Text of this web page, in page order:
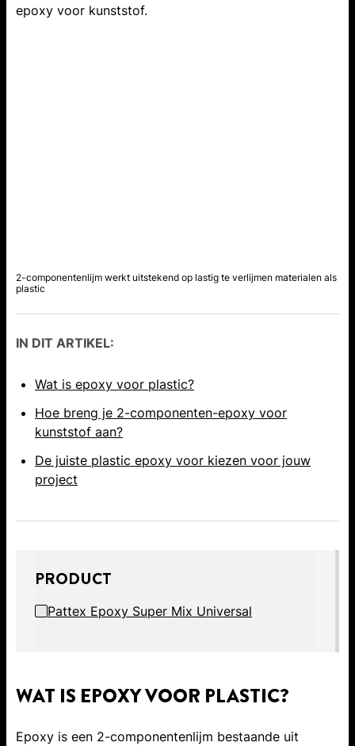
epoxy voor kunststof.
2-componentenlijm werkt uitstekend op lastig te verlijmen materialen als
plastic
IN DIT ARTIKEL:
Wat is epoxy voor plastic?
Hoe breng je 2-componenten-epoxy voor
kunststof aan?
De juiste plastic epoxy voor kiezen voor jouw
project
WAT IS EPOXY VOOR PLASTIC?
Epoxy is een 2-componentenlijm bestaande uit
PRODUCT
Pattex Epoxy Super Mix Universal